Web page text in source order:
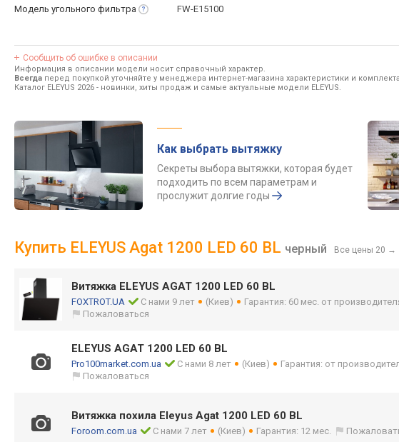
Модель угольного фильтра FW-E15100
Сообщить об ошибке в описании
Информация в описании модели носит справочный характер.
Всегда перед покупкой уточняйте у менеджера интернет-магазина характеристики и
Каталог ELEYUS 2026 - новинки, хиты продаж и самые актуальные модели ELEYUS.
Как выбрать вытяжку
Секреты выбора вытяжки, которая будет
подходить по всем параметрам и
прослужит долгие годы
Купить ELEYUS Agat 1200 LED 60 BL черный Все цены 20 →
Витяжка ELEYUS AGAT 1200 LED 60 BL
FOXTROT.UA С нами 9 лет (Киев)
Гарантия: 60 мес. от
Пожаловаться
ELEYUS AGAT 1200 LED 60 BL
Pro100market.com.ua С нами 8 лет (Киев)
Гарантия: от
Пожаловаться
Витяжка похила Eleyus Agat 1200 LED 60 BL
Foroom.com.ua С нами 7 лет (Киев) Гарантия: 12 мес.